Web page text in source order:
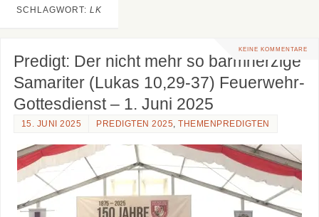
SCHLAGWORT: LK
KEINE KOMMENTARE
Predigt: Der nicht mehr so barmherzige
Samariter (Lukas 10,29-37) Feuerwehr-
Gottesdienst – 1. Juni 2025
15. JUNI 2025 PREDIGTEN 2025,THEMENPREDIGTEN